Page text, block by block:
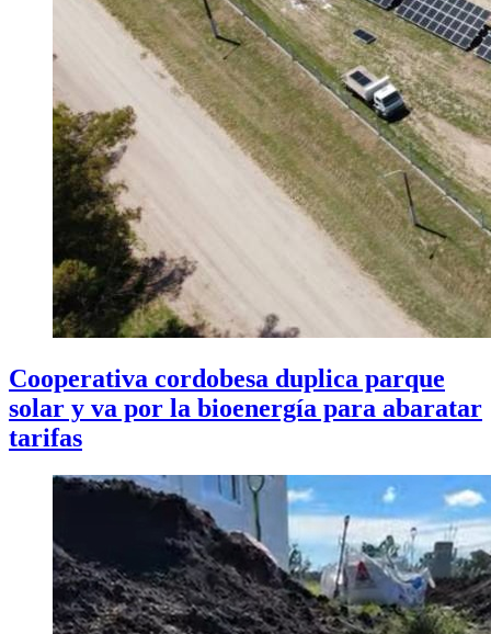
Cooperativa cordobesa duplica parque
solar y va por la bioenergía para abaratar
tarifas